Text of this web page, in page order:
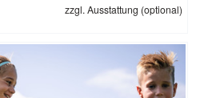
zzgl. Ausstattung (optional)